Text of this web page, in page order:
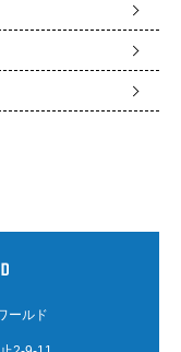
ールド